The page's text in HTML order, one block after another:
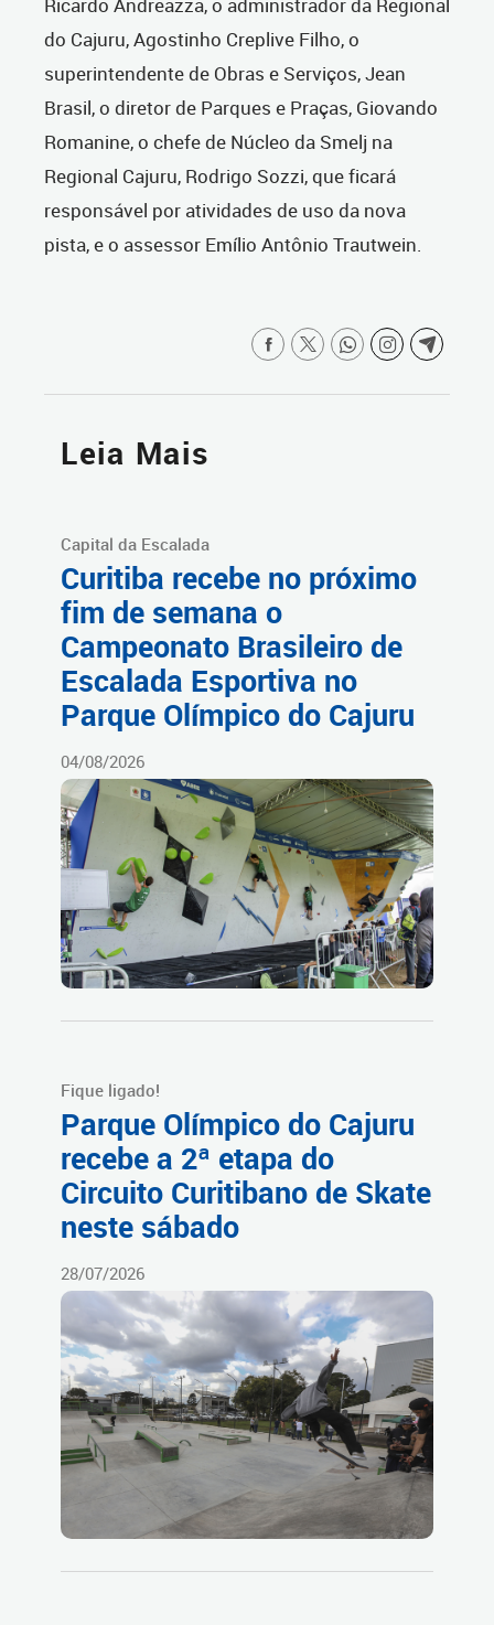
Ricardo Andreazza, o administrador da Regional
do Cajuru, Agostinho Creplive Filho, o
superintendente de Obras e Serviços, Jean
Brasil, o diretor de Parques e Praças, Giovando
Romanine, o chefe de Núcleo da Smelj na
Regional Cajuru, Rodrigo Sozzi, que ficará
responsável por atividades de uso da nova
pista, e o assessor Emílio Antônio Trautwein.
Leia Mais
Capital da Escalada
Curitiba recebe no próximo
fim de semana o
Campeonato Brasileiro de
Escalada Esportiva no
Parque Olímpico do Cajuru
04/08/2026
Fique ligado!
Parque Olímpico do Cajuru
recebe a 2ª etapa do
Circuito Curitibano de Skate
neste sábado
28/07/2026